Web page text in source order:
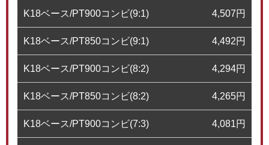
K18ベース/PT900コンビ(9:1) 4,507円
K18ベース/PT850コンビ(9:1) 4,492円
K18ベース/PT900コンビ(8:2) 4,294円
K18ベース/PT850コンビ(8:2) 4,265円
K18ベース/PT900コンビ(7:3) 4,081円